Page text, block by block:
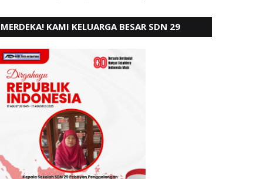
MERDEKA! KAMI KELUARGA BESAR SDN 29
MENGUCAPKAN HUT RI KE - 80